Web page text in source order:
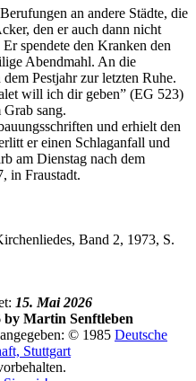
an andere Städte, die
den er auch dann nicht
spendete den Kranken den
Abendmahl. An die
Pestjahr zur letzten Ruhe.
will ich dir geben” (EG 523)
sang.
und erhielt den
er einen Schlaganfall und
am Dienstag nach dem
in Fraustadt.
Band 2, 1973, S.
15. Mai 2026
Martin Senftleben
© 1985 Deutsche
Stuttgart